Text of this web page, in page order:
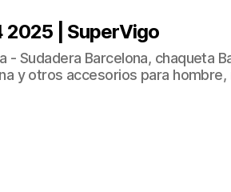
2025 | SuperVigo
- Sudadera Barcelona, chaqueta
y otros accesorios para hombre,